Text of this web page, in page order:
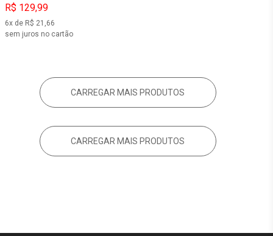
R$ 129,99
6x de R$ 21,66
sem juros no cartão
CARREGAR MAIS PRODUTOS
CARREGAR MAIS PRODUTOS